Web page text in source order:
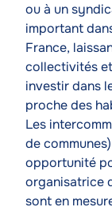
ou à un
important
France,
collectivités
investir dans
proche des
Les
de
opportunité
organisatrice
sont en